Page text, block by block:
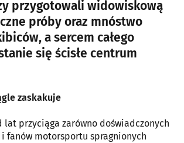
przygotowali widowiskową
próby oraz mnóstwo
a sercem całego
się ścisłe centrum
zaskakuje
lat przyciąga zarówno doświadczonych
fanów motorsportu spragnionych